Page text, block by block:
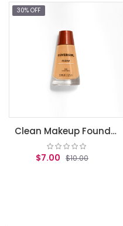
Clean Makeup Foundation, Classic Beige
$10.00